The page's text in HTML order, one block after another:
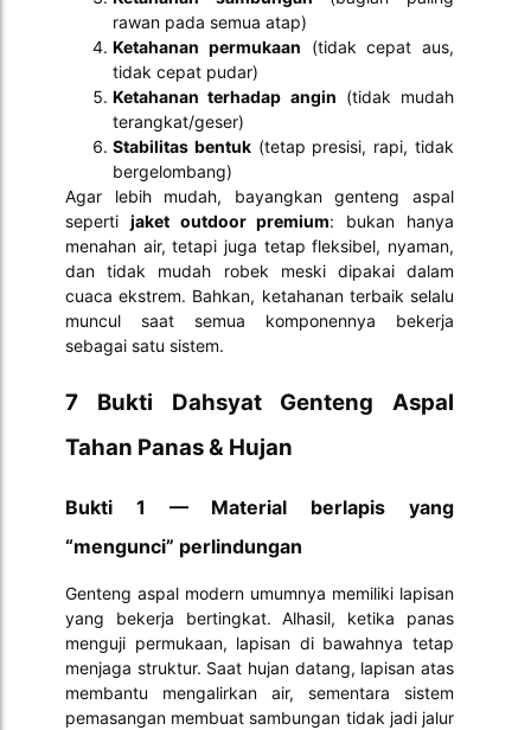
rawan pada semua atap)
Ketahanan permukaan (tidak cepat aus,
tidak cepat pudar)
Ketahanan terhadap angin (tidak mudah
terangkat/geser)
Stabilitas bentuk(tetap presisi, rapi, tidak
bergelombang)
Agar lebih mudah, bayangkan genteng aspal
seperti jaket outdoor premium: bukan hanya
menahan air, tetapi juga tetap fleksibel, nyaman,
dan tidak mudah robek meski dipakai dalam
cuaca ekstrem. Bahkan, ketahanan terbaik selalu
muncul saat semua komponennya bekerja
sebagai satu sistem.
7 Bukti Dahsyat Genteng Aspal
Tahan Panas & Hujan
Bukti 1 — Material berlapis yang
“mengunci” perlindungan
Genteng aspal modern umumnya memiliki lapisan
yang bekerja bertingkat. Alhasil, ketika panas
menguji permukaan, lapisan di bawahnya tetap
menjaga struktur. Saat hujan datang, lapisan atas
membantu mengalirkan air, sementara sistem
pemasangan membuat sambungan tidak jadi jalur